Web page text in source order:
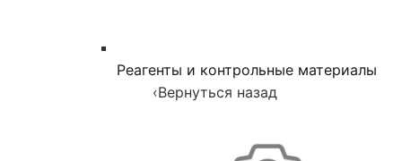
Реагенты и контрольные материалы
‹Вернуться назад